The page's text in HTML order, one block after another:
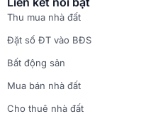
Thu mua nhà đất
Đặt số ĐT vào BĐS
Bất động sản
Mua bán nhà đất
Cho thuê nhà đất